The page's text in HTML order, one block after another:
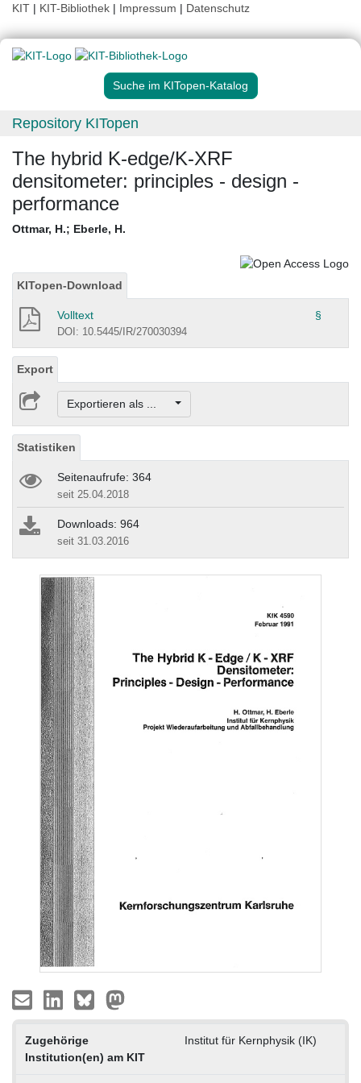
KIT | KIT-Bibliothek | Impressum | Datenschutz
Suche im KITopen-Katalog
Repository KITopen
The hybrid K-edge/K-XRF
densitometer: principles - design -
performance
Ottmar, H.; Eberle, H.
KITopen-Download
Volltext §
DOI: 10.5445/IR/270030394
Export
Exportieren als ...
Statistiken
Seitenaufrufe: 364
seit 25.04.2018
Downloads: 964
seit 31.03.2016
Zugehörige
Institution(en) am KIT
Institut für Kernphysik (IK)